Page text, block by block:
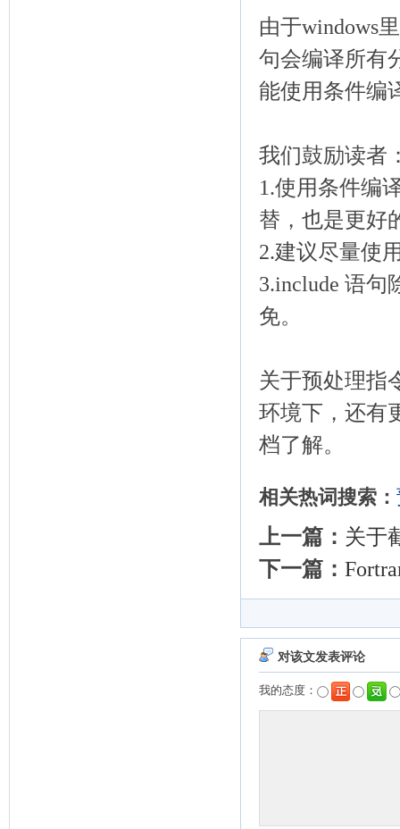
由于windows
句会编译所有
能使用条件编
我们鼓励读者
1.使用条件编
替，也是更好
2.建议尽量使
3.include 语句
免。
关于预处理指
环境下，还有
档了解。
相关热词搜索：
上一篇： 关于
下一篇：